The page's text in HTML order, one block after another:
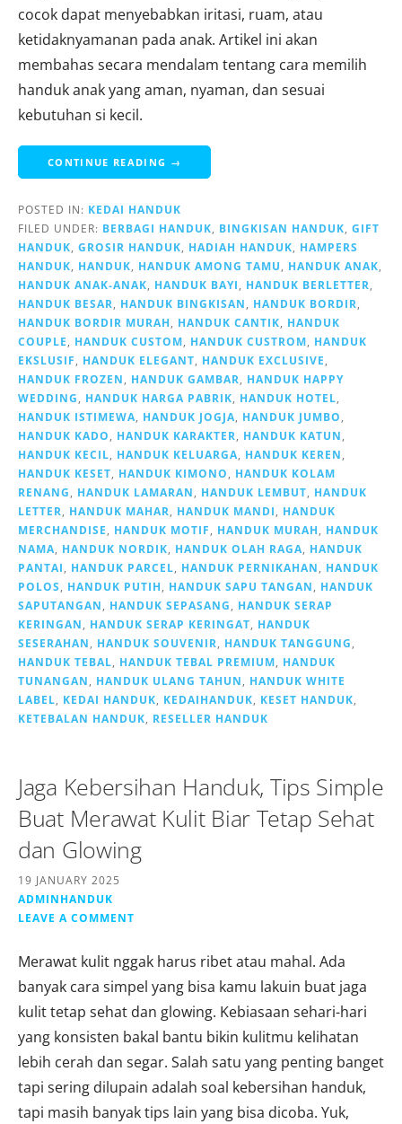
cocok dapat menyebabkan iritasi, ruam, atau
ketidaknyamanan pada anak. Artikel ini akan
membahas secara mendalam tentang cara memilih
handuk anak yang aman, nyaman, dan sesuai
kebutuhan si kecil.
CONTINUE READING →
POSTED IN: KEDAI HANDUK
FILED UNDER: BERBAGI HANDUK BINGKISAN HANDUK GIFT
HANDUK GROSIR HANDUK HADIAH HANDUK
HAMPERS
HANDUK
HANDUK HANDUK AMONG TAMU HANDUK ANAK
HANDUK ANAK-ANAK
HANDUK BAYI HANDUK BERLETTER
HANDUK BESAR
HANDUK BINGKISAN HANDUK BORDIR
HANDUK BORDIR MURAH
HANDUK CANTIK
HANDUK
COUPLE
HANDUK CUSTOM HANDUK CUSTROM
HANDUK
EKSLUSIF
HANDUK ELEGANT HANDUK EXCLUSIVE
HANDUK FROZEN
HANDUK GAMBAR
HANDUK HAPPY
WEDDING
HANDUK HARGA PABRIK HANDUK HOTEL
HANDUK ISTIMEWA
HANDUK JOGJA HANDUK JUMBO
HANDUK KADO
HANDUK KARAKTER HANDUK KATUN
HANDUK KECIL
HANDUK KELUARGA HANDUK KEREN
HANDUK KESET
HANDUK KIMONO
HANDUK KOLAM
RENANG
HANDUK LAMARAN HANDUK LEMBUT
HANDUK
LETTER
HANDUK MAHAR HANDUK MANDI
HANDUK
MERCHANDISE
HANDUK MOTIF HANDUK MURAH
HANDUK
NAMA
HANDUK NORDIK HANDUK OLAH RAGA
HANDUK
PANTAI
HANDUK PARCEL HANDUK PERNIKAHAN
HANDUK
POLOS
HANDUK PUTIH HANDUK SAPU TANGAN
HANDUK
SAPUTANGAN
HANDUK SEPASANG
HANDUK SERAP
KERINGAN
HANDUK SERAP KERINGAT
HANDUK
SESERAHAN
HANDUK SOUVENIR HANDUK TANGGUNG
HANDUK TEBAL
HANDUK TEBAL PREMIUM
HANDUK
TUNANGAN
HANDUK ULANG TAHUN
HANDUK WHITE
LABEL
KEDAI HANDUK KEDAIHANDUK KESET HANDUK
KETEBALAN HANDUK
RESELLER HANDUK
Jaga Kebersihan Handuk, Tips Simple
Buat Merawat Kulit Biar Tetap Sehat
dan Glowing
19 JANUARY 2025
ADMINHANDUK
LEAVE A COMMENT
Merawat kulit nggak harus ribet atau mahal. Ada
banyak cara simpel yang bisa kamu lakuin buat jaga
kulit tetap sehat dan glowing. Kebiasaan sehari-hari
yang konsisten bakal bantu bikin kulitmu kelihatan
lebih cerah dan segar. Salah satu yang penting banget
tapi sering dilupain adalah soal kebersihan handuk,
tapi masih banyak tips lain yang bisa dicoba. Yuk,